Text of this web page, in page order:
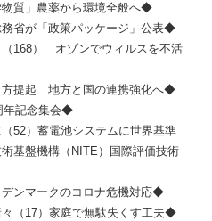
質」農薬から環境全般へ◆
省が「政策パッケージ」公表◆
168） オゾンでウィルスを不活
提起 地方と国の連携強化へ◆
記念集会◆
52）蓄電池システムに世界基準
基盤機構（NITE）国際評価技術
ンマークのコロナ危機対応◆
（17）家庭で無駄失くす工夫◆